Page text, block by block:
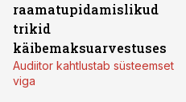
raamatupidamislikud
trikid
käibemaksuarvestuses
Audiitor kahtlustab süsteemset
viga